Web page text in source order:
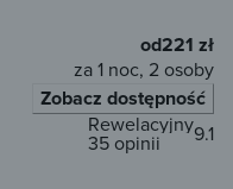
od221 zł
za 1 noc, 2 osoby
Zobacz dostępność
9.1
Rewelacyjny
35 opinii